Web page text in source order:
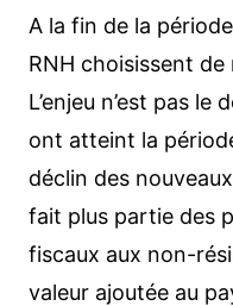
A la fin de la
RNH choisissent de
L’enjeu n’est pas
ont atteint la
déclin des
fait plus partie des
fiscaux aux non-
valeur ajoutée au